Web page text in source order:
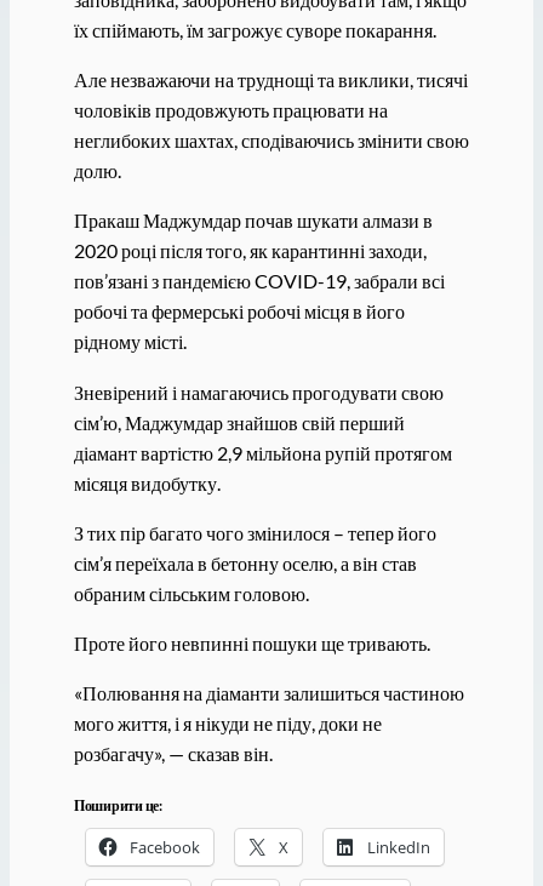
їх спіймають, їм загрожує суворе покарання.
Але незважаючи на труднощі та виклики, тисячі
чоловіків продовжують працювати на
неглибоких шахтах, сподіваючись змінити свою
долю.
Пракаш Маджумдар почав шукати алмази в
2020 році після того, як карантинні заходи,
пов’язані з пандемією COVID-19, забрали всі
робочі та фермерські робочі місця в його
рідному місті.
Зневірений і намагаючись прогодувати свою
сім’ю, Маджумдар знайшов свій перший
діамант вартістю 2,9 мільйона рупій протягом
місяця видобутку.
З тих пір багато чого змінилося – тепер його
сім’я переїхала в бетонну оселю, а він став
обраним сільським головою.
Проте його невпинні пошуки ще тривають.
«Полювання на діаманти залишиться частиною
мого життя, і я нікуди не піду, доки не
розбагачу», — сказав він.
Поширити це:
Facebook X LinkedIn